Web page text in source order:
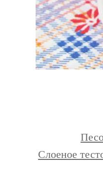
Слоеное